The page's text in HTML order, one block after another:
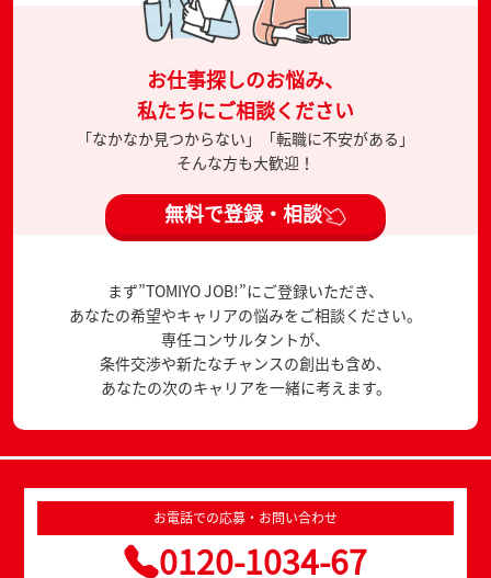
お仕事探しのお悩み、
私たちにご相談ください
「なかなか見つからない」「転職に不安がある」
そんな方も大歓迎！
無料で登録・相談
まず”TOMIYO JOB!”にご登録いただき、
あなたの希望やキャリアの悩みをご相談ください。
専任コンサルタントが、
条件交渉や新たなチャンスの創出も含め、
あなたの次のキャリアを一緒に考えます。
お電話での応募・お問い合わせ
0120-1034-67